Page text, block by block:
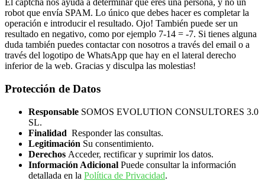
El captcha nos ayuda a determinar que eres una persona, y no un
robot que envía SPAM. Lo único que debes hacer es completar la
operación e introducir el resultado. Ojo! También puede ser un
resultado en negativo, como por ejemplo 7-14 = -7. Si tienes alguna
duda también puedes contactar con nosotros a través del email o a
través del logotipo de WhatsApp que hay en el lateral derecho
inferior de la web. Gracias y disculpa las molestias!
Protección de Datos
Responsable SOMOS EVOLUTION CONSULTORES 3.0
SL.
Finalidad Responder las consultas.
Legitimación Su consentimiento.
Derechos Acceder, rectificar y suprimir los datos.
Información Adicional Puede consultar la información
detallada en la Política de Privacidad.